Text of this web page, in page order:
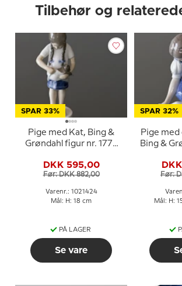
Tilbehør og
SPAR 33%
Pige med Kat, Bing &
Grøndahl figur nr. 1779
DKK 595,00
Før: DKK 882,00
Varenr.: 1021424
Mål: H: 18 cm
PÅ LAGER
Se vare
SPAR 32%
Pige
Bing &
Før:
Mål: H: